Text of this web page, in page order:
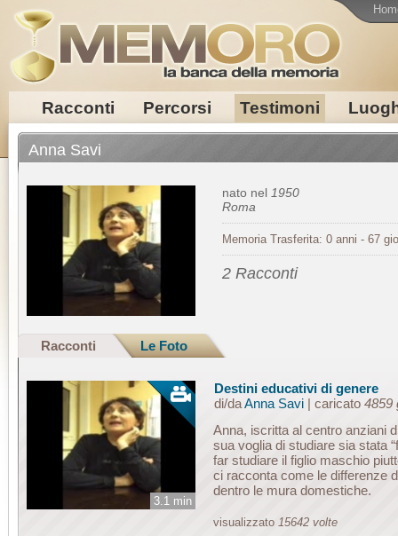
Racconti Percorsi Testimoni
Anna Savi
nato nel 1950
Roma
Memoria Trasferita: 0 anni - 67
2 Racconti
Racconti Le Foto
3.1 min
Destini educativi di genere
di/daAnna Savi| caricato 4859
Anna, iscritta al centro anziani
sua voglia di studiare sia stata
far studiare il figlio maschio
ci racconta come le differenze
dentro le mura domestiche.
visualizzato 15642 volte